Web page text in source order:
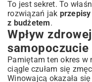
To jest sekret. To
rozwiązań jak
z budżetem.
Wpływ
samopoczucie
Pamiętam ten okres w
ciągle czułam się
Winowajcą okazała